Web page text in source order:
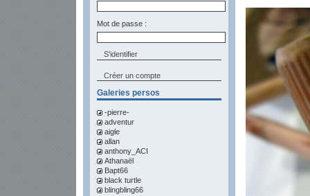
Mot de passe :
Créer un compte
Galeries persos
-pierre-
adventur
aigle
allan
anthony_ACI
Athanaël
Bapt66
black turtle
blingbling66